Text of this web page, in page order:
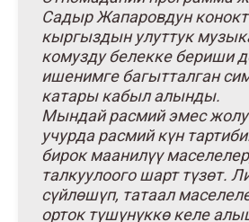
Садыр Жапаровдун
кыргыздын улуттук
комузду белекке бериши
ишенимге багытталган
катары кабыл алынды.
Мындай расмий эмес
учурда расмий күн
бирок маанилүү
талкуулоого шарт түзөт.
сүйлөшүп, татаал
орток түшүнүккө келе